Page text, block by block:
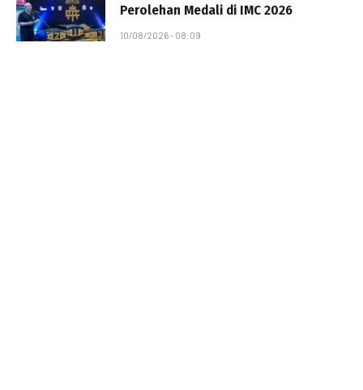
Perolehan Medali di IMC 2026
10/08/2026 - 08:09